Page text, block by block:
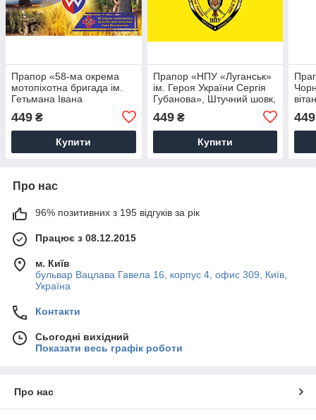
Прапор «58-ма окрема
мотопіхотна бригада ім.
Гетьмана Івана
шовк, 1200х700 мм
449 ₴
Купити
Прапор «НПУ «Луганськ»
ім. Героя України Сергія
Губанова», Штучний шовк,
449₴
Купити
мм
449
Про нас
96% позитивних з 195 відгуків за рік
Працює з 08.12.2015
м. Київ
бульвар Вацлава Гавела 16, корпус 4, офис 309, Київ,
Україна
Контакти
Сьогодні вихідний
Показати весь графік роботи
Про нас